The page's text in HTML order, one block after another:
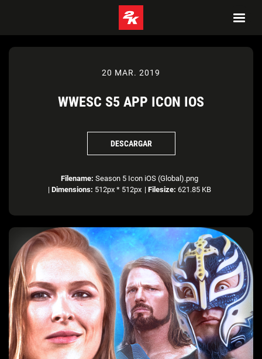
20 MAR. 2019
WWESC S5 APP ICON IOS
DESCARGAR
Filename: Season 5 Icon iOS (Global).png
| Dimensions: 512px * 512px | Filesize: 621.85 KB